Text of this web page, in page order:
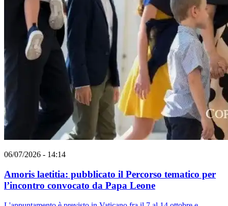
06/07/2026 - 14:14
Amoris laetitia: pubblicato il Percorso tematico per
l’incontro convocato da Papa Leone